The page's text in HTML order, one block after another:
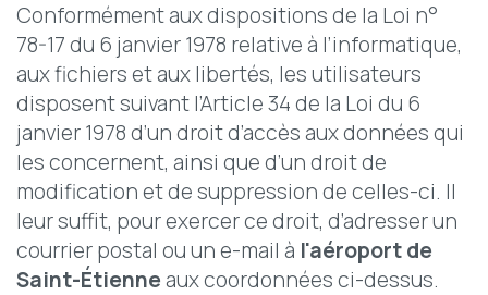
Conformément aux dispositions de la Loi n°
78-17 du 6 janvier 1978 relative à l’informatique,
aux fichiers et aux libertés, les utilisateurs
disposent suivant l’Article 34 de la Loi du 6
janvier 1978 d’un droit d’accès aux données qui
les concernent, ainsi que d’un droit de
modification et de suppression de celles-ci. Il
leur suffit, pour exercer ce droit, d’adresser un
courrier postal ou un e-mail à l'aéroport de
Saint-Étienneaux coordonnées ci-dessus.